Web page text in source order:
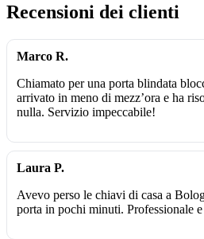
Recensioni dei clienti
Marco R.
Chiamato per una porta blindata
arrivato in meno di mezz’ora e ha
nulla. Servizio impeccabile!
Laura P.
Avevo perso le chiavi di casa a
porta in pochi minuti. Professionale